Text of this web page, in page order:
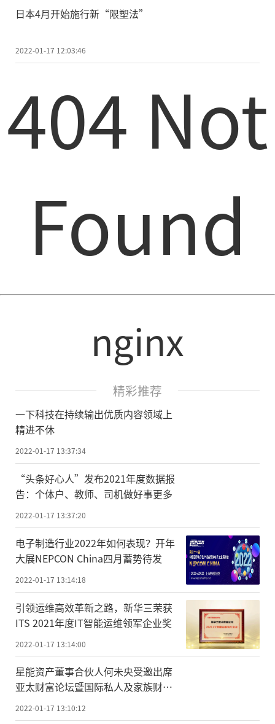
日本4月开始施行新“限塑法”
2022-01-17 12:03:46
404 Not
Found
nginx
精彩推荐
一下科技在持续输出优质内容领域上
精进不休
2022-01-17 13:37:34
“头条好心人”发布2021年度数据报
告：个体户、教师、司机做好事更多
2022-01-17 13:37:20
电子制造行业2022年如何表现？开年
大展NEPCON China四月蓄势待发
2022-01-17 13:14:18
引领运维高效革新之路，新华三荣获
ITS 2021年度IT智能运维领军企业奖
2022-01-17 13:14:00
星能资产董事合伙人何未央受邀出席
亚太财富论坛暨国际私人及家族财富
管理颁奖盛典
2022-01-17 13:10:12